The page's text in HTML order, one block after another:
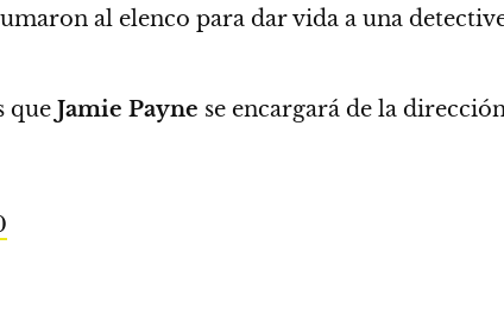
al elenco para dar vida a una
que Jamie Payne se encargará de la